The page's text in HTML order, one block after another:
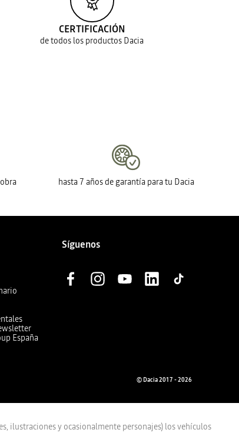
CERTIFICACIÓN
de todos los productos Dacia
hasta 7 años de garantía para tu Dacia
España
Síguenos
© Dacia 2017 - 2026
ilustraciones y ocasionalmente personajes) los vehículos